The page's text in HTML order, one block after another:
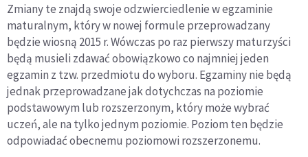
Zmiany te znajdą swoje odzwierciedlenie w egzaminie
maturalnym, który w nowej formule przeprowadzany
będzie wiosną 2015 r. Wówczas po raz pierwszy maturzyści
będą musieli zdawać obowiązkowo co najmniej jeden
egzamin z tzw. przedmiotu do wyboru. Egzaminy nie będą
jednak przeprowadzane jak dotychczas na poziomie
podstawowym lub rozszerzonym, który może wybrać
uczeń, ale na tylko jednym poziomie. Poziom ten będzie
odpowiadać obecnemu poziomowi rozszerzonemu.